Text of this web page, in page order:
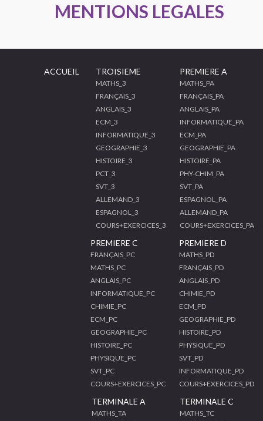
MENTIONS LEGALES
ACCUEIL TROISIEME
MATHS_3
FRANÇAIS_3
ANGLAIS_3
ECM_3
INFORMATIQUE_3
GEOGRAPHIE_3
HISTOIRE_3
PCT_3
SVT_3
ALLEMAND_3
ESPAGNOL_3
COURS+EXERCICES_3
PREMIERE A
MATHS_PA
FRANÇAIS_PA
ANGLAIS_PA
INFORMATIQUE_PA
ECM_PA
GEOGRAPHIE_PA
HISTOIRE_PA
PHY-CHIM_PA
SVT_PA
ESPAGNOL_PA
ALLEMAND_PA
COURS+EXERCICES_PA
PREMIERE C
FRANÇAIS_PC
MATHS_PC
ANGLAIS_PC
INFORMATIQUE_PC
CHIMIE_PC
ECM_PC
GEOGRAPHIE_PC
HISTOIRE_PC
PHYSIQUE_PC
SVT_PC
COURS+EXERCICES_PC
PREMIERE D
MATHS_PD
FRANÇAIS_PD
ANGLAIS_PD
CHIMIE_PD
ECM_PD
GEOGRAPHIE_PD
HISTOIRE_PD
PHYSIQUE_PD
SVT_PD
INFORMATIQUE_PD
COURS+EXERCICES_PD
TERMINALE A
MATHS_TA
TERMINALE C
MATHS_TC